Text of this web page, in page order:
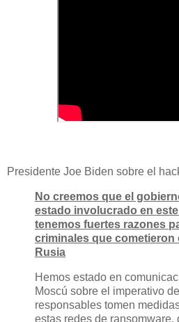
Presidente Joe Biden sobre el
No creemos que el
estado involucrado en
tenemos fuertes razones
criminales que cometieron
Rusia
Hemos estado en
Moscú sobre el imperativo
responsables tomen
estas redes de ransomware,